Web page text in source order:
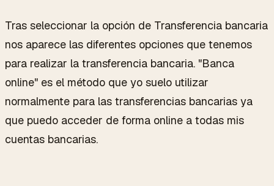
Tras seleccionar la opción de Transferencia bancaria
nos aparece las diferentes opciones que tenemos
para realizar la transferencia bancaria. "Banca
online" es el método que yo suelo utilizar
normalmente para las transferencias bancarias ya
que puedo acceder de forma online a todas mis
cuentas bancarias.